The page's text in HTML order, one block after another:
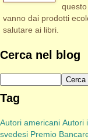
vanno dai prodotti
salutare ai libri.
Cerca nel blog
Tag
Autori americani Autori
svedesi Premio